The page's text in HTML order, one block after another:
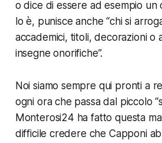
o dice di essere ad esempio un
lo è, punisce anche “chi si
accademici, titoli, decorazioni o
insegne onorifiche”.
Noi siamo sempre qui pronti a
ogni ora che passa dal piccolo
Monterosi24 ha fatto questa
difficile credere che Capponi